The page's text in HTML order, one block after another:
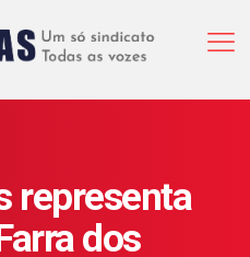
representa
dos